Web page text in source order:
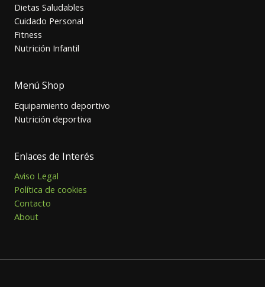
Dietas Saludables
Cuidado Personal
Fitness
Nutrición Infantil
Menú Shop
Equipamiento deportivo
Nutrición deportiva
Enlaces de Interés
Aviso Legal
Política de cookies
Contacto
About